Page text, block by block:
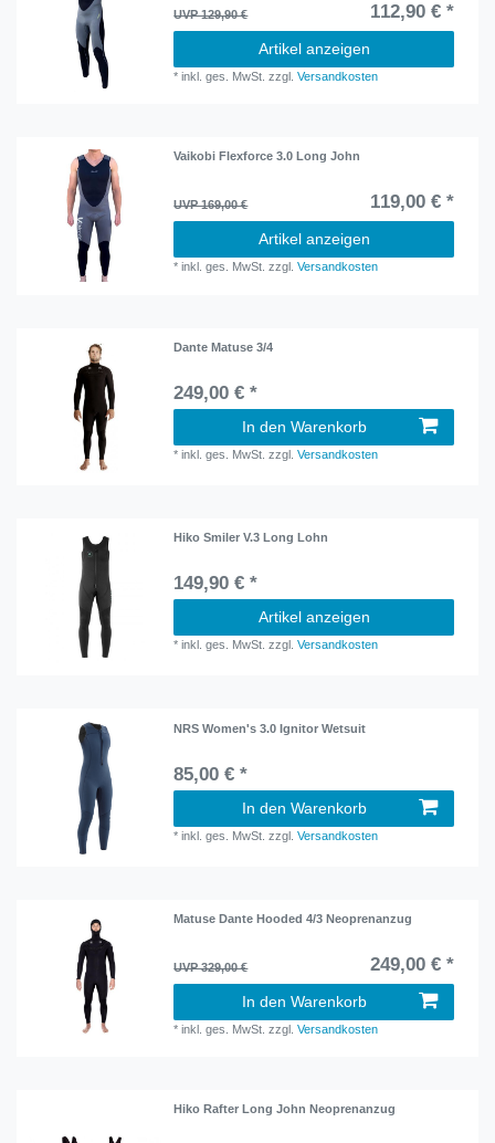
UVP 129,90 € 112,90 € *
Artikel anzeigen
*inkl. ges. MwSt. zzgl.Versandkosten
Vaikobi Flexforce 3.0 Long John
UVP 169,00 € 119,00 € *
Artikel anzeigen
*inkl. ges. MwSt. zzgl.Versandkosten
Dante Matuse 3/4
249,00 € *
In den Warenkorb
*inkl. ges. MwSt. zzgl.Versandkosten
Hiko Smiler V.3 Long Lohn
149,90 € *
Artikel anzeigen
*inkl. ges. MwSt. zzgl.Versandkosten
NRS Women's 3.0 Ignitor Wetsuit
85,00 € *
In den Warenkorb
*inkl. ges. MwSt. zzgl.Versandkosten
Matuse Dante Hooded 4/3 Neoprenanzug
UVP 329,00 € 249,00 € *
In den Warenkorb
*inkl. ges. MwSt. zzgl.Versandkosten
Hiko Rafter Long John Neoprenanzug